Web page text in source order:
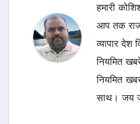
हमारी
आप तक
व्यापार देश
नियमित
नियमित
साथ। जय